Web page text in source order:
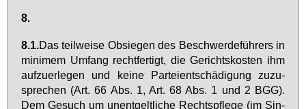
8.
8.1.Das teil­wei­se Ob­sie­gen des Be­schwer­de­füh­rers in
mi­ni­mem Um­fang recht­fer­tigt, die Ge­richts­kos­ten ihm
auf­zu­er­le­gen und kei­ne Par­tei­ent­schä­di­gung zu­zu­
spre­chen (Art. 66 Abs. 1, Art. 68 Abs. 1 und 2 BGG).
Dem Ge­such um un­ent­gelt­li­che Rechts­pfle­ge (im Sin­